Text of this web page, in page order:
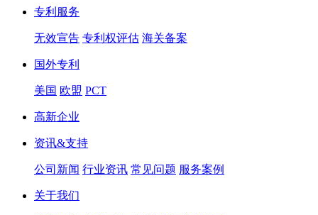
专利服务
无效宣告 专利权评估 海关备案
国外专利
美国 欧盟 PCT
高新企业
资讯&支持
公司新闻 行业资讯 常见问题 服务案例
关于我们